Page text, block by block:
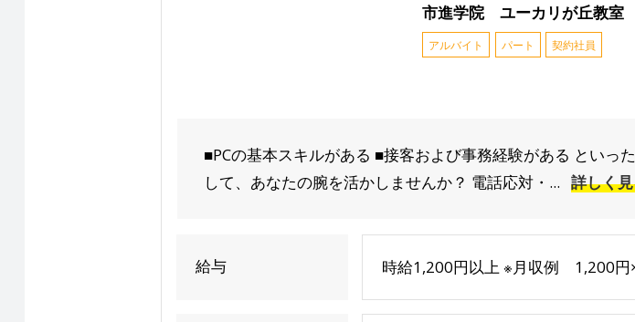
市進学院 ユーカリが丘教室
アルバイト パート 契約社員
■PCの基本スキルがある ■接客および事務経験がある といっ
して、あなたの腕を活かしませんか？ 電話応対・... 詳しく
給与 時給1,200円以上 ※月収例 1,200円